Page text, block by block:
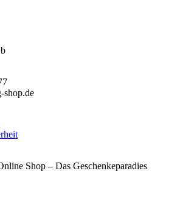
shop.de
Shop – Das Geschenkeparadies